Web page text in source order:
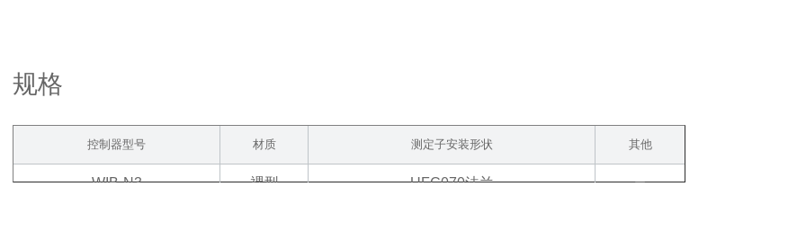
规格
控制器型号 材质 测定子安装形状 其他
WIB-N3 裸型 UFC070法兰 ー